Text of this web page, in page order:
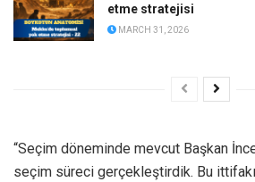
etme stratejisi
MARCH 31, 2026
“Seçim döneminde mevcut Başkan
seçim süreci gerçekleştirdik. Bu